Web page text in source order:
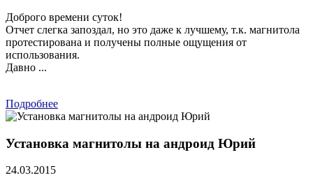
Доброго времени суток!
Отчет слегка запоздал, но это даже к лучшему, т.к. магнитола
протестирована и получены полные ощущения от
использования.
Давно ...
Подробнее
Установка магнитолы на андроид Юрий
24.03.2015